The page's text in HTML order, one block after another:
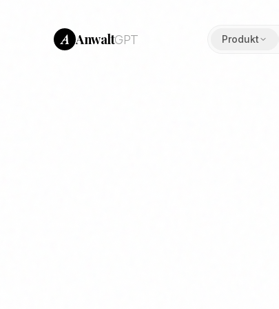
A AnwaltGPT Produkt